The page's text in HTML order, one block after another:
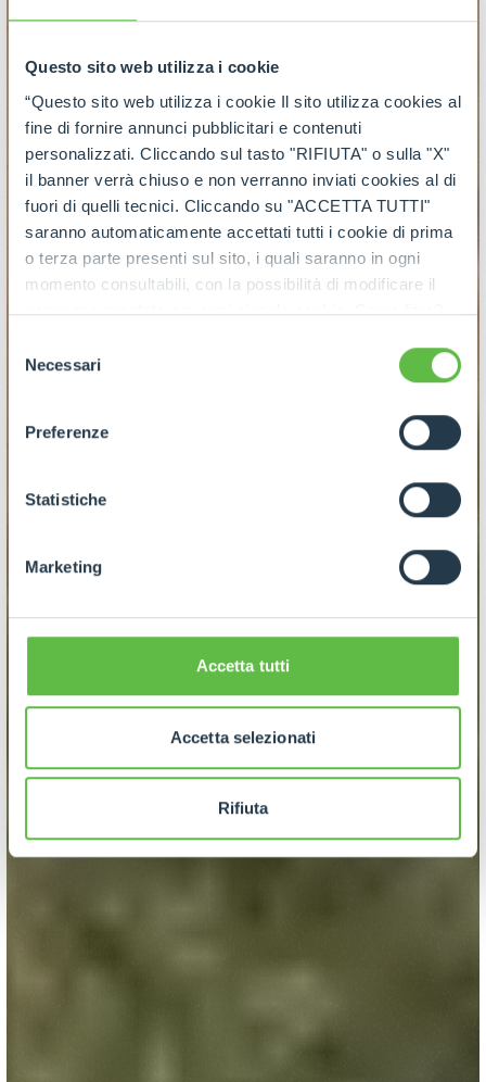
Questo sito web utilizza i cookie
“Questo sito web utilizza i cookie Il sito utilizza cookies al
fine di fornire annunci pubblicitari e contenuti
personalizzati. Cliccando sul tasto "RIFIUTA" o sulla "X"
il banner verrà chiuso e non verranno inviati cookies al di
fuori di quelli tecnici. Cliccando su "ACCETTA TUTTI"
saranno automaticamente accettati tutti i cookie di prima
o terza parte presenti sul sito, i quali saranno in ogni
momento consultabili, con la possibilità di modificare il
consenso prestato per ogni singolo cookie. Come fare?
ogni pagina, selezionare "Modifichi il suo consenso" e
dell'informativa completa nel footer presente in ogni
pagina. Per esercitare i diritti riconosciuti all'interessato ai
GDPR abbiamo predisposto una
apposita procedura.
delNecessari
Preferenze
Statistiche
Marketing
Accetta tutti
Accetta selezionati
Rifiuta